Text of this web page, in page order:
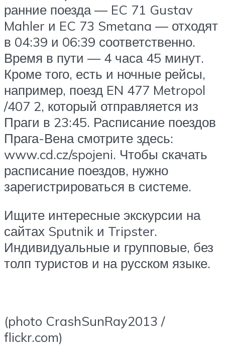
ранние поезда — EC 71 Gustav
Mahler и EC 73 Smetana — отходят
в 04:39 и 06:39 соответственно.
Время в пути — 4 часа 45 минут.
Кроме того, есть и ночные рейсы,
например, поезд EN 477 Metropol
/407 2, который отправляется из
Праги в 23:45. Расписание поездов
Прага-Вена смотрите здесь:
www.cd.cz/spojeni. Чтобы скачать
расписание поездов, нужно
зарегистрироваться в системе.
Ищите интересные экскурсии на
сайтах Sputnik и Tripster.
Индивидуальные и групповые, без
толп туристов и на русском языке.
(photo CrashSunRay2013 /
flickr.com)